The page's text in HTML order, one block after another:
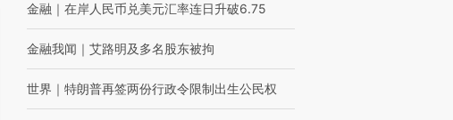
金融 ｜ 在岸人民币兑美元汇率连日升破6.75
金融我闻 ｜ 艾路明及多名股东被拘
世界 ｜ 特朗普再签两份行政令限制出生公民权